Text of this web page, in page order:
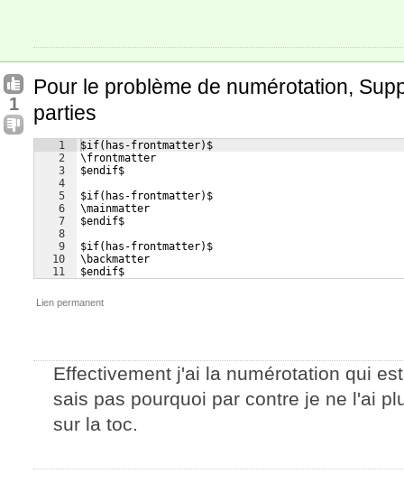
1
Pour le problème de numérotation,
parties
1
2
3
4
5
6
7
8
9
10
11
$if(has-frontmatter)$
\frontmatter
$endif$
$if(has-frontmatter)$
\mainmatter
$endif$
$if(has-frontmatter)$
\backmatter
$endif$
Lien permanent
Effectivement j'ai la numérotation qui
sais pas pourquoi par contre je ne l'ai
sur la toc.